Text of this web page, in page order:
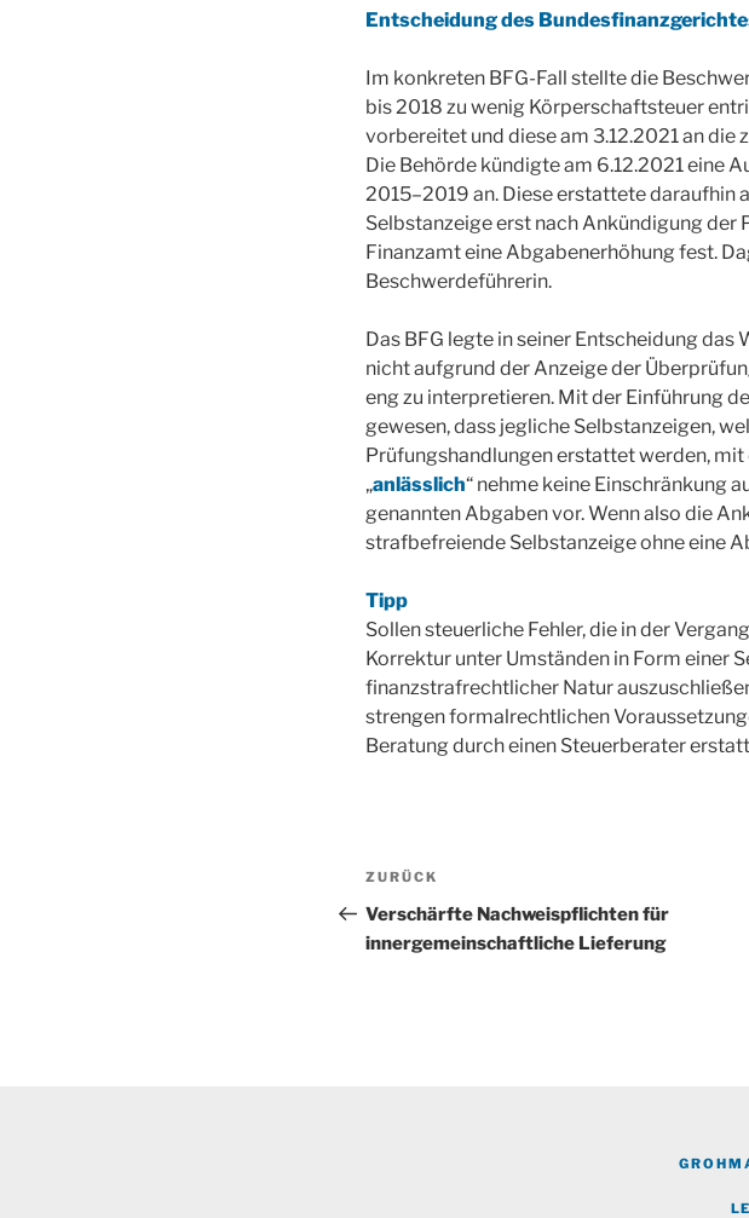
Entscheidung des
Im konkreten BFG-Fall stellte die
bis 2018 zu wenig Körperschaftsteuer
vorbereitet und diese am 3.12.2021 an
Die Behörde kündigte am 6.12.2021 eine
2015–2019 an. Diese erstattete daraufhin
Selbstanzeige erst nach Ankündigung
Finanzamt eine Abgabenerhöhung fest.
Beschwerdeführerin.
Das BFG legte in seiner Entscheidung das
nicht aufgrund der Anzeige der
eng zu interpretieren. Mit der Einführung
gewesen, dass jegliche Selbstanzeigen,
Prüfungshandlungen erstattet werden,
„anlässlich“ nehme keine Einschränkung
genannten Abgaben vor. Wenn also die
strafbefreiende Selbstanzeige ohne eine
Tipp
Sollen steuerliche Fehler, die in der
Korrektur unter Umständen in Form einer
finanzstrafrechtlicher Natur
strengen formalrechtlichen
Beratung durch einen Steuerberater
Beitragsnavigation
Vorheriger
Beitrag
ZURÜCK
Verschärfte Nachweispflichten für
innergemeinschaftliche Lieferung